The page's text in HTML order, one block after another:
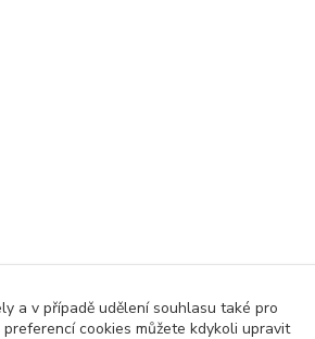
a v případě udělení souhlasu také pro
cookies můžete kdykoli upravit